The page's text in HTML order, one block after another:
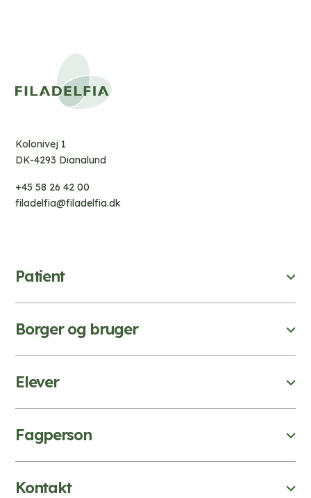
Kolonivej 1
DK-4293 Dianalund
+45 58 26 42 00
filadelfia@filadelfia.dk
Patient
Borger og bruger
Elever
Fagperson
Kontakt